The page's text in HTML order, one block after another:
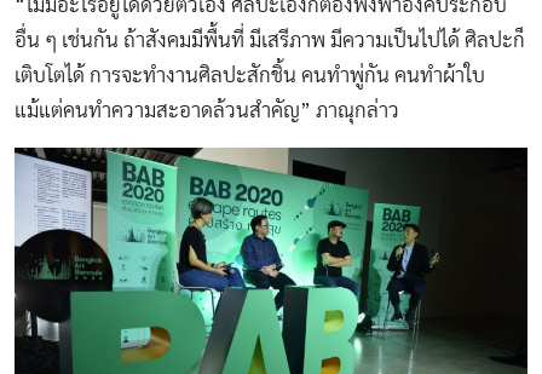
“ไม่มีอะไรอยู่ได้ด้วยตัวเอง ศิลปะเองก็ต้องพึ่งพาองค์ประกอบ
อื่น ๆ เช่นกัน ถ้าสังคมมีพื้นที่ มีเสรีภาพ มีความเป็นไปได้ ศิลปะก็
เติบโตได้ การจะทำงานศิลปะสักชิ้น คนทำพู่กัน คนทำผ้าใบ
แม้แต่คนทำความสะอาดล้วนสำคัญ” ภาณุกล่าว